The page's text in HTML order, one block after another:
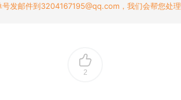
发邮件到3204167195@qq.com，我们会帮您处理
2